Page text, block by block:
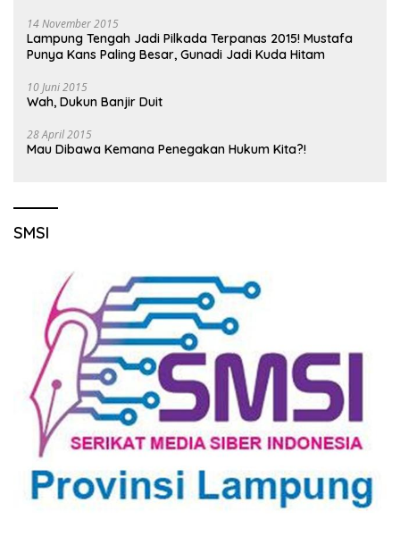
14 November 2015
Lampung Tengah Jadi Pilkada Terpanas 2015! Mustafa
Punya Kans Paling Besar, Gunadi Jadi Kuda Hitam
10 Juni 2015
Wah, Dukun Banjir Duit
28 April 2015
Mau Dibawa Kemana Penegakan Hukum Kita?!
SMSI